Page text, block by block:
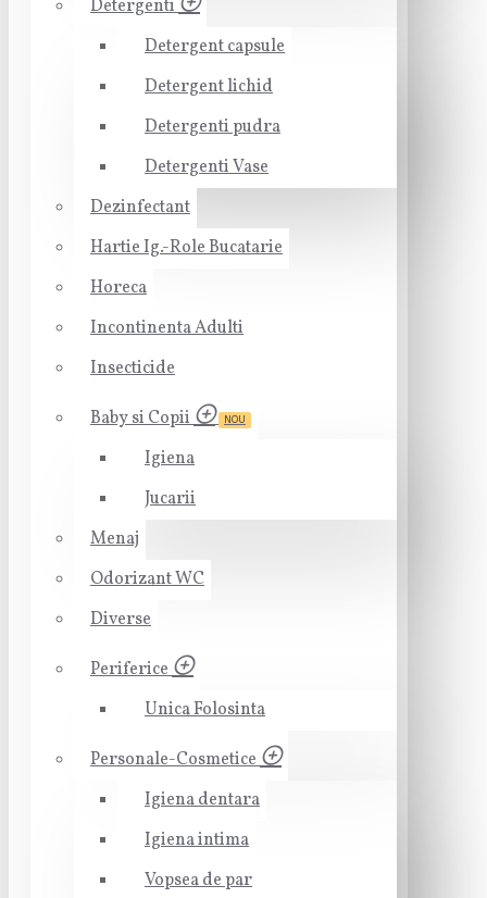
Detergenti
Detergent capsule
Detergent lichid
Detergenti pudra
Detergenti Vase
Dezinfectant
Hartie Ig.-Role Bucatarie
Horeca
Incontinenta Adulti
Insecticide
Baby si Copii NOU
Igiena
Jucarii
Menaj
Odorizant WC
Diverse
Periferice
Unica Folosinta
Personale-Cosmetice
Igiena dentara
Igiena intima
Vopsea de par